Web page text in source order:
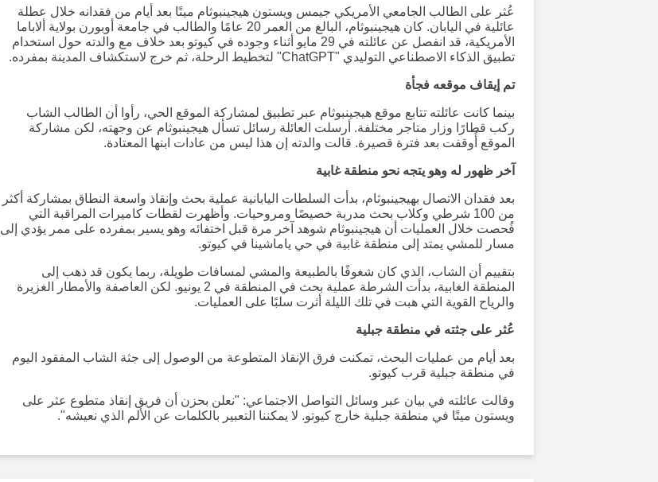
عُثر على الطالب الجامعي الأمريكي جيمس ويستون هيجينبوثام ميتًا بعد أيام من فقدانه خلال عطلة
عائلية في اليابان. كان هيجينبوثام، البالغ من العمر 20 عامًا والطالب في جامعة أوبورن بولاية ألاباما
الأمريكية، قد انفصل عن عائلته في 29 مايو أثناء وجوده في كيوتو بعد خلاف مع والدته حول استخدام
تطبيق الذكاء الاصطناعي التوليدي "ChatGPT" لتخطيط الرحلة، ثم خرج لاستكشاف المدينة بمفرده.
تم إيقاف موقعه فجأة
بينما كانت عائلته تتابع موقع هيجينبوثام عبر تطبيق لمشاركة الموقع الحي، رأوا أن الطالب الشاب
ركب قطارًا وزار متاجر مختلفة. أرسلت العائلة رسائل تسأل هيجينبوثام عن وجهته، لكن مشاركة
الموقع أُوقفت بعد فترة قصيرة. قالت والدته إن هذا ليس من عادات ابنها المعتادة.
آخر ظهور له وهو يتجه نحو منطقة غابية
بعد فقدان الاتصال بهيجينبوثام، بدأت السلطات اليابانية عملية بحث وإنقاذ واسعة النطاق بمشاركة أكثر
من 100 شرطي وكلاب بحث مدربة خصيصًا ومروحيات. وأظهرت لقطات كاميرات المراقبة التي
فُحصت خلال العمليات أن هيجينبوثام شوهد آخر مرة قبل اختفائه وهو يسير بمفرده على ممر يؤدي إلى
مسار للمشي يمتد إلى منطقة غابية في حي ياماشينا في كيوتو.
بتقييم أن الشاب، الذي كان شغوفًا بالطبيعة والمشي لمسافات طويلة، ربما يكون قد ذهب إلى
المنطقة الغابية، بدأت الشرطة عملية بحث في المنطقة في 2 يونيو. لكن العاصفة والأمطار الغزيرة
والرياح القوية التي هبت في تلك الليلة أثرت سلبًا على العمليات.
عُثر على جثته في منطقة جبلية
بعد أيام من عمليات البحث، تمكنت فرق الإنقاذ المتطوعة من الوصول إلى جثة الشاب المفقود اليوم
في منطقة جبلية قرب كيوتو.
وقالت عائلته في بيان عبر وسائل التواصل الاجتماعي: "نعلن بحزن أن فريق إنقاذ متطوع عثر على
ويستون ميتًا في منطقة جبلية خارج كيوتو. لا يمكننا التعبير بالكلمات عن الألم الذي نعيشه".